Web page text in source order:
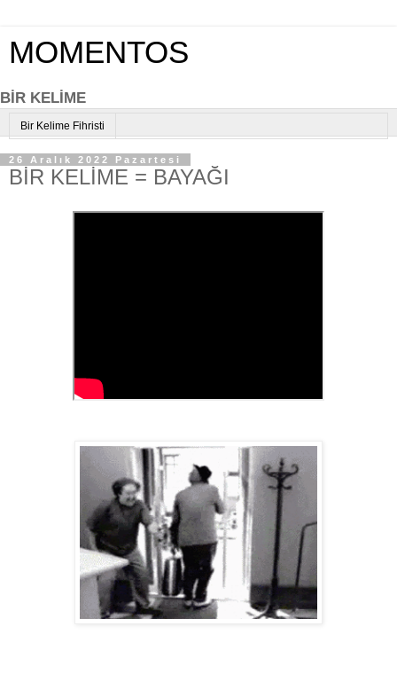
MOMENTOS
BİR KELİME
Bir Kelime Fihristi
26 Aralık 2022 Pazartesi
BİR KELİME = BAYAĞI